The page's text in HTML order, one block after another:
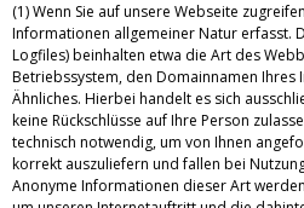
(1) Wenn Sie auf unsere Webseite
Informationen allgemeiner Natur erfasst.
Logfiles) beinhalten etwa die Art des
Betriebssystem, den Domainnamen Ihres
Ähnliches. Hierbei handelt es sich
keine Rückschlüsse auf Ihre Person
technisch notwendig, um von Ihnen
korrekt auszuliefern und fallen bei
Anonyme Informationen dieser Art